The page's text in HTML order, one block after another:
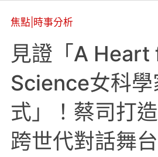
焦點 時事分析
見證「A Heart
Science女科學
式」！蔡司打
跨世代對話舞